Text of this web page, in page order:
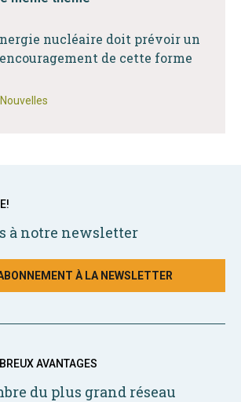
nucléaire doit prévoir un
de cette forme
Nouvelles
à notre newsletter
À LA NEWSLETTER
AVANTAGES
du plus grand réseau